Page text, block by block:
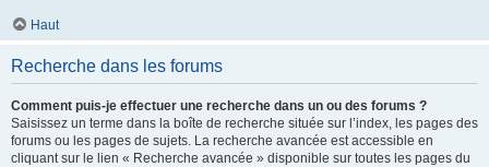
Haut
Recherche dans les forums
Comment puis-je effectuer une recherche dans un ou des forums ?
Saisissez un terme dans la boîte de recherche située sur l’index, les pages des
forums ou les pages de sujets. La recherche avancée est accessible en
cliquant sur le lien « Recherche avancée » disponible sur toutes les pages du